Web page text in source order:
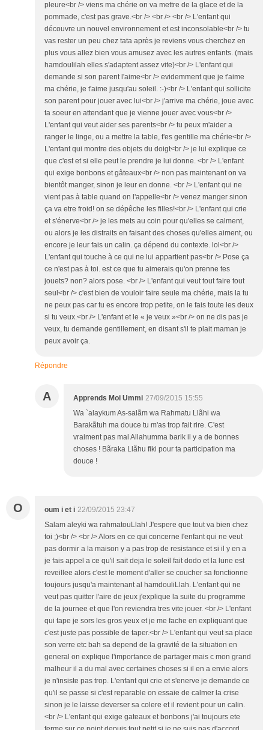
pleure<br /> viens ma chérie on va mettre de la glace et de la
pommade, c'est pas grave.<br /> <br /> <br /> L'enfant qui
découvre un nouvel environnement et est inconsolable<br /> tu
vas rester un peu chez tata après je reviens vous cherchez en
plus vous allez bien vous amusez avec les autres enfants. (mais
hamdoulilah elles s'adaptent assez vite)<br /> L'enfant qui
demande si son parent l'aime<br /> evidemment que je t'aime
ma chérie, je t'aime jusqu'au soleil. :-)<br /> L'enfant qui sollicite
son parent pour jouer avec lui<br /> j'arrive ma chérie, joue avec
ta soeur en attendant que je vienne jouer avec vous<br />
L'enfant qui veut aider ses parents<br /> tu peux m'aider a
ranger le linge, ou a mettre la table, t'es gentille ma chérie<br />
L'enfant qui montre des objets du doigt<br /> je lui explique ce
que c'est et si elle peut le prendre je lui donne. <br /> L'enfant
qui exige bonbons et gâteaux<br /> non pas maintenant on va
bientôt manger, sinon je leur en donne. <br /> L'enfant qui ne
vient pas à table quand on l'appelle<br /> venez manger sinon
ça va etre froid! on se dépêche les filles!<br /> L'enfant qui crie
et s'énerve<br /> je les mets au coin pour qu'elles se calment,
ou alors je les distraits en faisant des choses qu'elles aiment, ou
encore je leur fais un calin. ça dépend du contexte. lol<br />
L'enfant qui touche à ce qui ne lui appartient pas<br /> Pose ça
ce n'est pas à toi. est ce que tu aimerais qu'on prenne tes
jouets? non? alors pose. <br /> L'enfant qui veut tout faire tout
seul<br /> c'est bien de vouloir faire seule ma chérie, mais la tu
ne peux pas car tu es encore trop petite, on le fais toute les deux
si tu veux.<br /> L'enfant et le « je veux »<br /> on ne dis pas je
veux, tu demande gentillement, en disant s'il te plait maman je
peux avoir ça.
Répondre
A Apprends Moi Ummi 27/09/2015 15:55
Wa `alaykum As-salãm wa Rahmatu Llãhi wa
Barakãtuh ma douce tu m'as trop fait rire. C'est
vraiment pas mal Allahumma barik il y a de bonnes
choses ! Bãraka Llãhu fiki pour ta participation ma
douce !
O oum i et i 22/09/2015 23:47
Salam aleyki wa rahmatouLlah! J'espere que tout va bien chez
toi ;)<br /> <br /> Alors en ce qui concerne l'enfant qui ne veut
pas dormir a la maison y a pas trop de resistance et si il y en a
je fais appel a ce qu'il sait deja le soleil fait dodo et la lune est
reveillee alors c'est le moment d'aller se coucher sa fonctionne
toujours jusqu'a maintenant al hamdouliLlah. L'enfant qui ne
veut pas quitter l'aire de jeux j'explique la suite du programme
de la journee et que l'on reviendra tres vite jouer. <br /> L'enfant
qui tape je sors les gros yeux et je me fache en expliquant que
c'est juste pas possible de taper.<br /> L'enfant qui veut sa place
son verre etc bah sa depend de la gravité de la situation en
general on explique l'importance de partager mais c mon grand
malheur il a du mal avec certaines choses si il en a envie alors
je n'insiste pas trop. L'enfant qui crie et s'enerve je demande ce
qu'il se passe si c'est reparable on essaie de calmer la crise
sinon je le laisse deverser sa colere et il revient pour un calin.
<br /> L'enfant qui exige gateaux et bonbons j'ai toujours ete